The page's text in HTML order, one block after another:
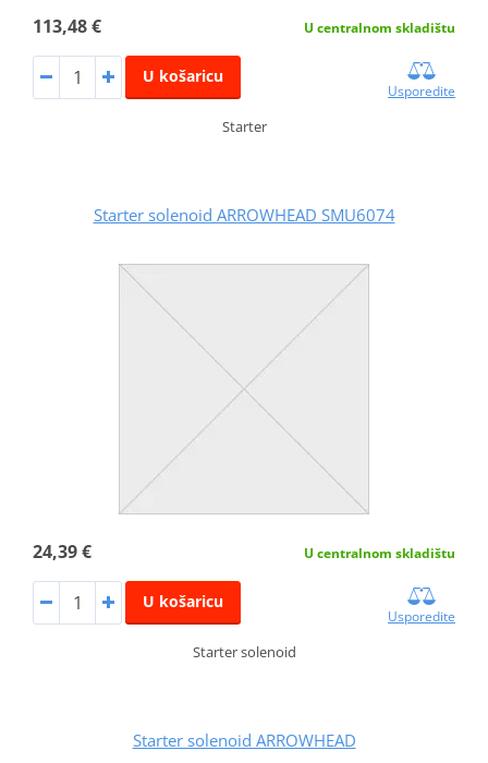
113,48 € U centralnom skladištu
U košaricu
Usporedite
Starter
Starter solenoid ARROWHEAD SMU6074
24,39 € U centralnom skladištu
U košaricu
Usporedite
Starter solenoid
Starter solenoid ARROWHEAD